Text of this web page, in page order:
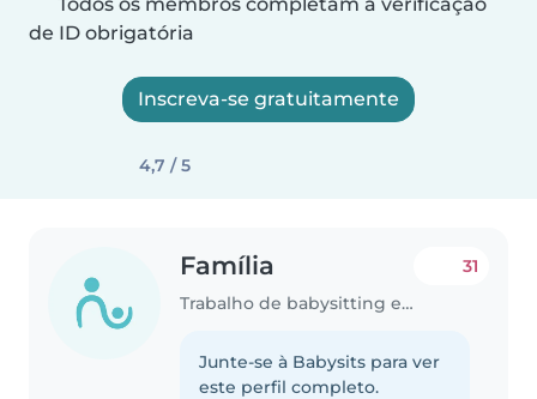
de ID obrigatória
Inscreva-se gratuitamente
4,7 / 5
Família
Trabalho de babysitting em Lisboa
31
Junte-se à Babysits para ver
este perfil completo.